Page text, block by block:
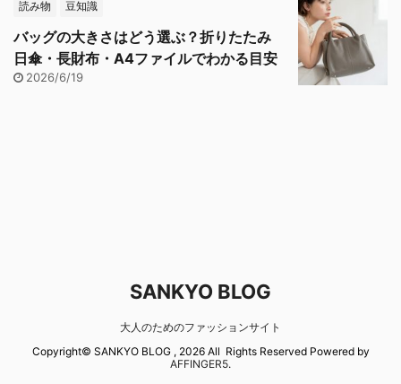
読み物 豆知識
バッグの大きさはどう選ぶ？折りたたみ
日傘・長財布・A4ファイルでわかる目安
2026/6/19
SANKYO BLOG
大人のためのファッションサイト
Copyright© SANKYO BLOG , 2026 All Rights Reserved Powered by
AFFINGER5.